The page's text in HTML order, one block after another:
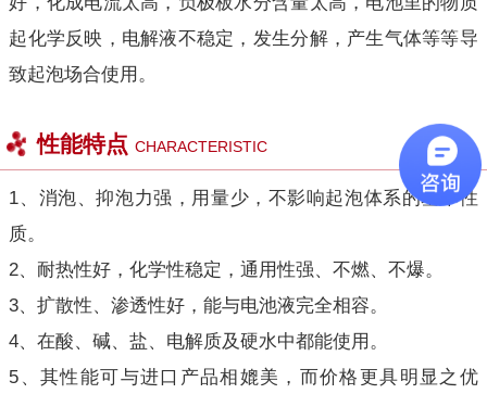
起化学反映，电解液不稳定，发生分解，产生气体等等导
致起泡场合使用。
性能特点 CHARACTERISTIC
1、消泡、抑泡力强，用量少，不影响起泡体系的基本性
质。
2、耐热性好，化学性稳定，通用性强、不燃、不爆。
3、扩散性、渗透性好，能与电池液完全相容。
4、在酸、碱、盐、电解质及硬水中都能使用。
5、其性能可与进口产品相媲美，而价格更具明显之优